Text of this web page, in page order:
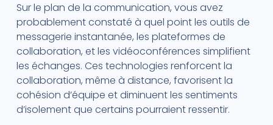
Sur le plan de la communication, vous avez
probablement constaté à quel point les outils de
messagerie instantanée, les plateformes de
collaboration, et les vidéoconférences simplifient
les échanges. Ces technologies renforcent la
collaboration, même à distance, favorisent la
cohésion d’équipe et diminuent les sentiments
d’isolement que certains pourraient ressentir.